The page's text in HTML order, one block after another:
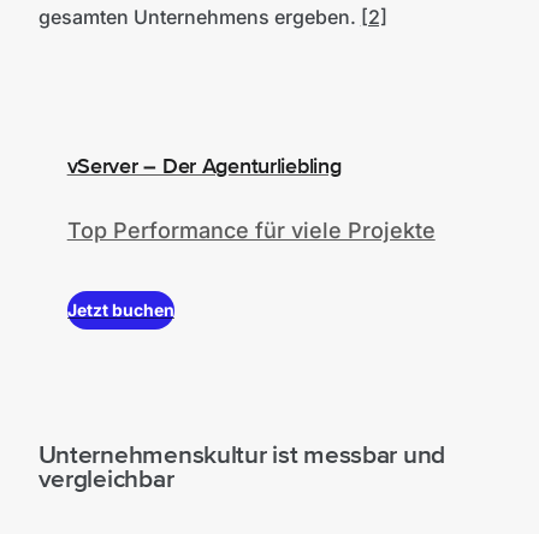
gesamten Unternehmens ergeben. [2]
vServer – Der Agenturliebling
Top Performance für viele Projekte
Jetzt buchen
Unternehmenskultur ist messbar und
vergleichbar